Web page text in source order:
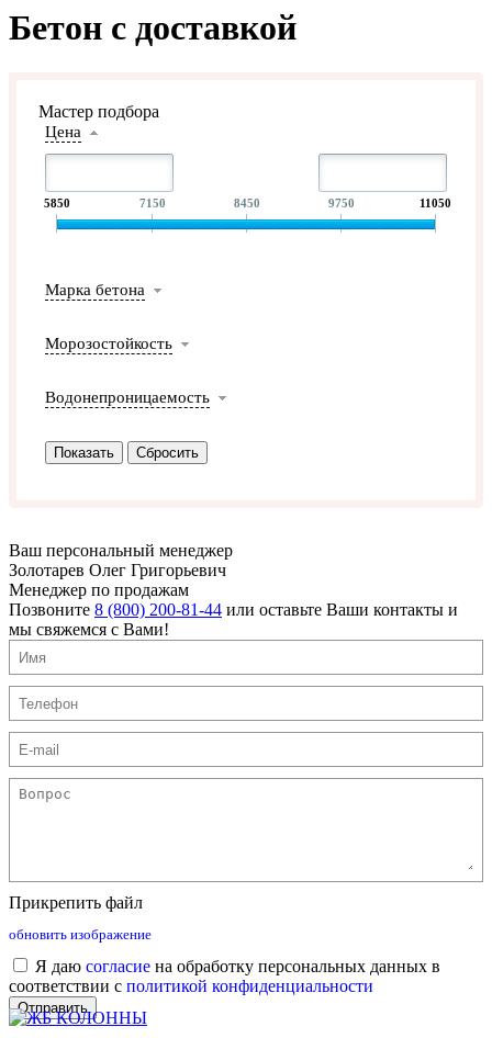
Бетон с доставкой
Мастер подбора
Цена
5850 7150 8450 9750 11050
Марка бетона
Морозостойкость
Водонепроницаемость
Ваш персональный менеджер
Золотарев Олег Григорьевич
Менеджер по продажам
Позвоните 8 (800) 200-81-44 или оставьте Ваши контакты и
мы свяжемся с Вами!
Прикрепить файл
обновить изображение
Я даю согласие на обработку персональных данных в
соответствии с политикой конфиденциальности